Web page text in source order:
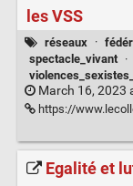
les VSS
réseaux ·
spectacle_vivant
·
March 16, 2023
https://
Egalité et